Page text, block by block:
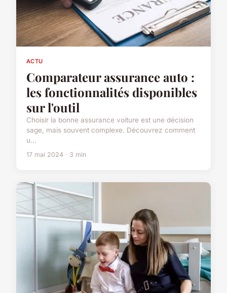
ACTU
Comparateur assurance auto :
les fonctionnalités disponibles
sur l'outil
Choisir la bonne assurance voiture est une décision
sage, mais souvent complexe. Découvrez comment
u...
17 mai 2024 · 3 min